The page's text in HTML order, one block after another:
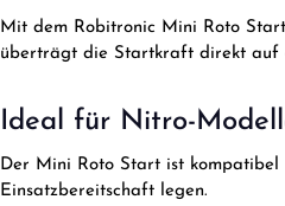
Mit dem Robitronic Mini Roto
überträgt die Startkraft direkt auf
Ideal für Nitro-
Der Mini Roto Start ist kompatibel
Einsatzbereitschaft legen.